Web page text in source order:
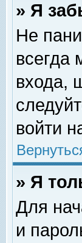
» Я
Не
всегда
входа,
войти
» Я
Для
и